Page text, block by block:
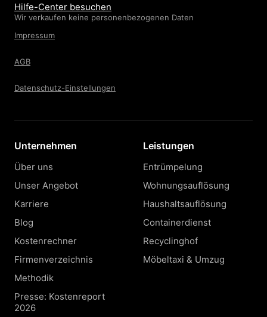
Hilfe-Center besuchen
Wir verkaufen keine personenbezogenen Daten
Impressum
AGB
Datenschutz-Einstellungen
Unternehmen
Über uns
Unser Angebot
Karriere
Blog
Kostenrechner
Firmenverzeichnis
Methodik
Presse: Kostenreport
2026
Leistungen
Entrümpelung
Wohnungsauflösung
Haushaltsauflösung
Containerdienst
Recyclinghof
Möbeltaxi & Umzug